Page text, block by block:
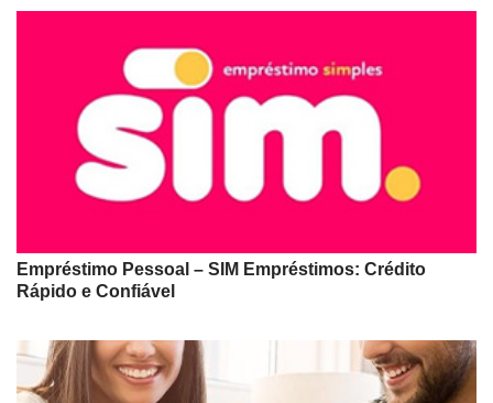
Empréstimo Pessoal – SIM Empréstimos: Crédito
Rápido e Confiável